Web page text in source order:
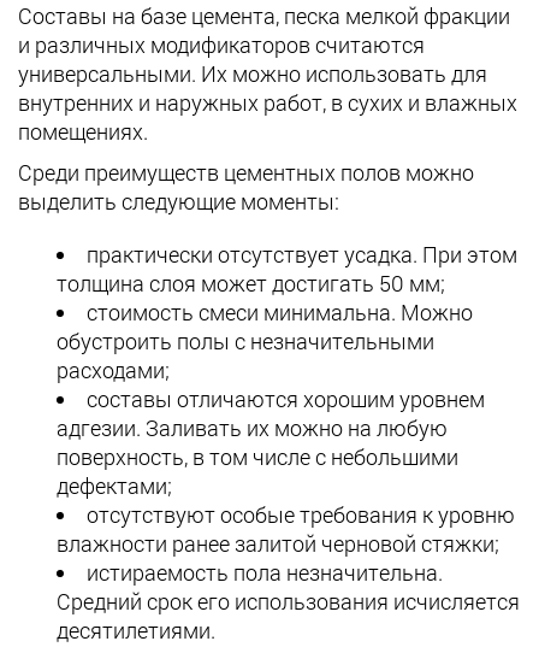
Составы на базе цемента, песка мелкой фракции
и различных модификаторов считаются
универсальными. Их можно использовать для
внутренних и наружных работ, в сухих и влажных
помещениях.
Среди преимуществ цементных полов можно
выделить следующие моменты:
практически отсутствует усадка. При этом
толщина слоя может достигать 50 мм;
стоимость смеси минимальна. Можно
обустроить полы с незначительными
расходами;
составы отличаются хорошим уровнем
адгезии. Заливать их можно на любую
поверхность, в том числе с небольшими
дефектами;
отсутствуют особые требования к уровню
влажности ранее залитой черновой стяжки;
истираемость пола незначительна.
Средний срок его использования исчисляется
десятилетиями.